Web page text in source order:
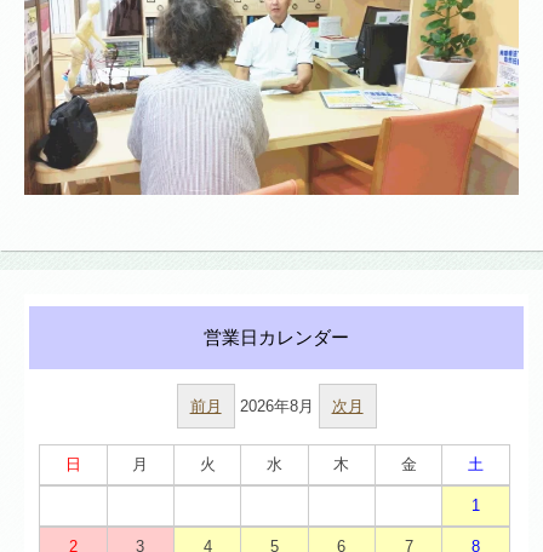
前月 2026年8月 次月
日 月 火 水 木 金 土
1
2 3 4 5 6 7 8